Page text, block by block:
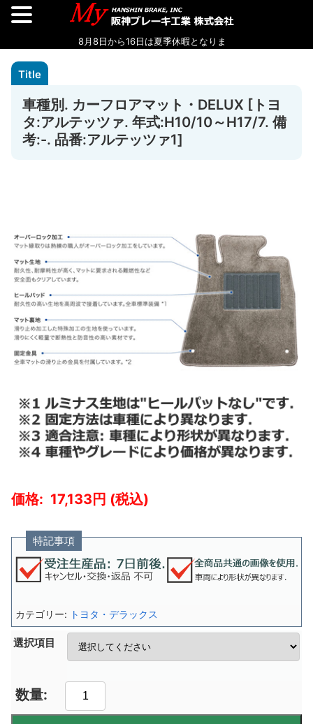
車種別. カーフロアマット・DELUX [トヨ
タ:アルテッツァ. 年式:H10/10～H17/7. 備
考:-. 品番:アルテッツァ1]
17,133
特記事項
選択項目
カテゴリー: トヨタ・デラックス